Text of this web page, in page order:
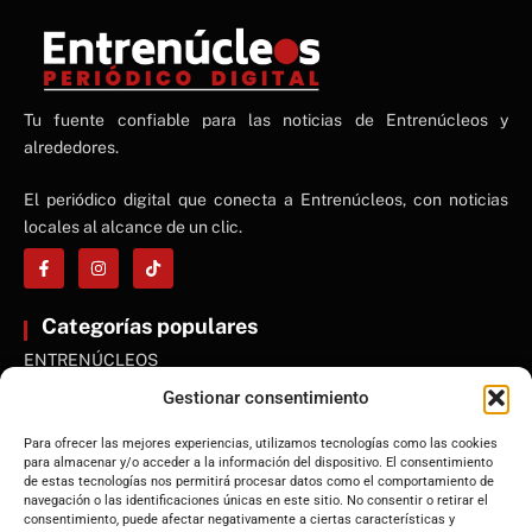
Gestionar consentimiento
Para ofrecer las mejores experiencias, utilizamos tecnologías como las cookies
para almacenar y/o acceder a la información del dispositivo. El consentimiento
de estas tecnologías nos permitirá procesar datos como el comportamiento de
navegación o las identificaciones únicas en este sitio. No consentir o retirar el
consentimiento, puede afectar negativamente a ciertas características y
NE
NEWS ELEMENTOR
Tu fuente confiable para las noticias de Entrenúcleos y
alrededores.
El periódico digital que conecta a Entrenúcleos, con noticias
locales al alcance de un clic.
Categorías populares
ENTRENÚCLEOS
Andalucía
Internacional
Tecnología